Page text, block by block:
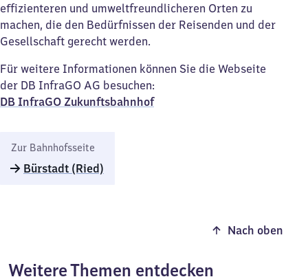
effizienteren und umweltfreundlicheren Orten zu
machen, die den Bedürfnissen der Reisenden und der
Gesellschaft gerecht werden.
Für weitere Informationen können Sie die Webseite
der DB InfraGO AG besuchen:
DB InfraGO Zukunftsbahnhof​
Zur Bahnhofsseite
Bürstadt (Ried)
Nach oben
Weitere Themen entdecken